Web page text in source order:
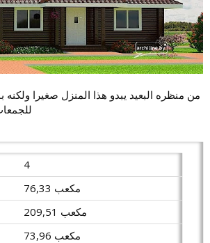
من منظره البعيد يبدو هذا المنزل صغيرا ولكنه
4
76,33 مكعب
209,51 مكعب
73,96 مكعب